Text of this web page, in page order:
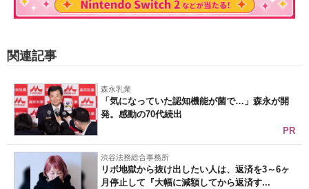
関連記事
森永乳業
「気になっていた認知機能が菌で…」森永が開
発。感動の70代続出
PR
渋谷法務総合事務所
リボ地獄から抜け出したい人は、返済を3～6ヶ
月停止して『大幅に減額してから返済す...